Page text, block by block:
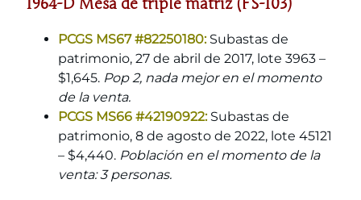
PCGS MS67 #82250180:Subastas de
patrimonio, 27 de abril de 2017, lote 3963 –
$1,645. Pop 2, nada mejor en el momento
de la venta.
PCGS MS66 #42190922:Subastas de
patrimonio, 8 de agosto de 2022, lote 45121
– $4,440. Población en el momento de la
venta: 3 personas.